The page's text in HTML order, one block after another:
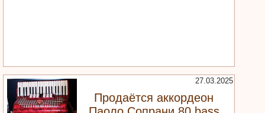
Продаётся аккордеон
27.03.2025